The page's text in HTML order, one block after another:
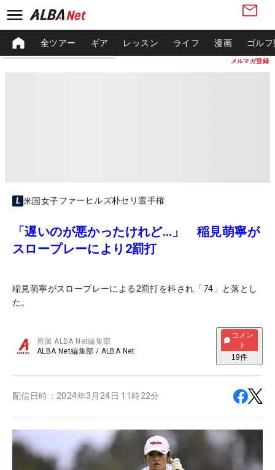
メルマガ登録
全ツアー ギア レッスン ライフ 漫画 ゴル
米国女子ファーヒルズ朴セリ選手権
「遅いのが悪かったけれど…」 稲見萌寧が
スロープレーにより2罰打
稲見萌寧がスロープレーによる2罰打を科され「74」と落とし
た。
所属ALBA Net編集部
ALBA Net編集部 / ALBA Net
コメン
ト
19件
配信日時： 2024年3月24日 11時22分